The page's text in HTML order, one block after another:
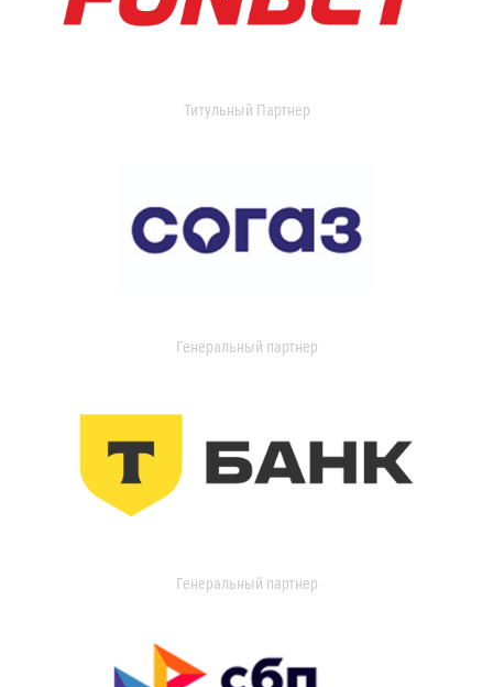
Титульный Партнер
Генеральный партнер
Генеральный партнер